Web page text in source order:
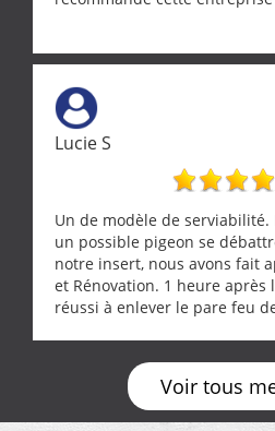
Lucie S
Un de modèle de serviabilité.
un possible pigeon se
notre insert, nous avons fait
et Rénovation. 1 heure après
réussi à enlever le pare feu
l’oiseau jusqu’à ce qu’il
puisse s’envoler. Après quoi
ramonage de notre insert
Voir tous